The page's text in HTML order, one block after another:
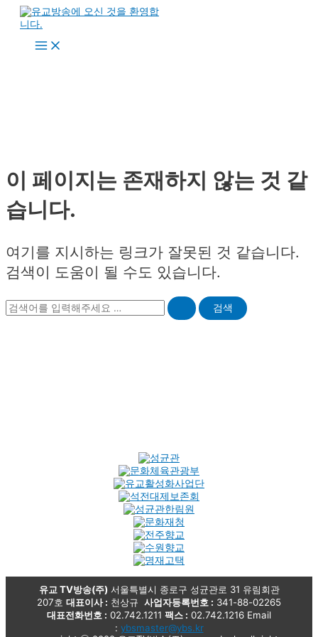
Main
Menu
이 페이지는 존재하지 않는 것 같
습니다.
여기를 지시하는 링크가 잘못된 것 같습니다.
검색이 도움이 될 수도 있습니다.
Search
for:
유교 TV방송(주)서울특별시 종로구 성균관로 31 유림회관
207호 대표이사 : 천상규 사업자등록번호 : 341-88-02265
대표전화번호 : 02.742.1211 팩스 : 02.742.1216 Email
: ybsmaster@ybs.kr